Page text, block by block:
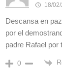
18/
Descansa en
por el
padre Rafael por
0